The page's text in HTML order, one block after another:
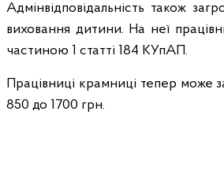
Адмінвідповідальність також
виховання дитини. На неї
частиною 1 статті 184 КУпАП.
Працівниці крамниці тепер може
850 до 1700 грн.